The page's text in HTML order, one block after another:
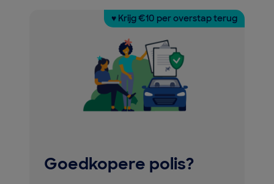
♥ Krijg €10 per overstap terug
Goedkopere polis?